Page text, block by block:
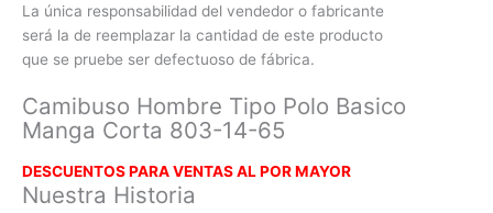
La única responsabilidad del vendedor o fabricante
será la de reemplazar la cantidad de este producto
que se pruebe ser defectuoso de fábrica.
Camibuso Hombre Tipo Polo Basico
Manga Corta 803-14-65
DESCUENTOS PARA VENTAS AL POR MAYOR
Nuestra Historia